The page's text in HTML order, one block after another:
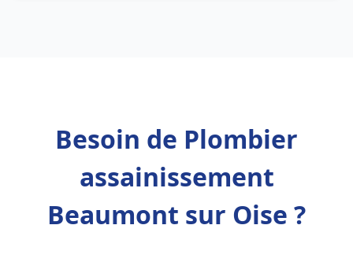
Besoin de Plombier
assainissement
Beaumont sur Oise ?